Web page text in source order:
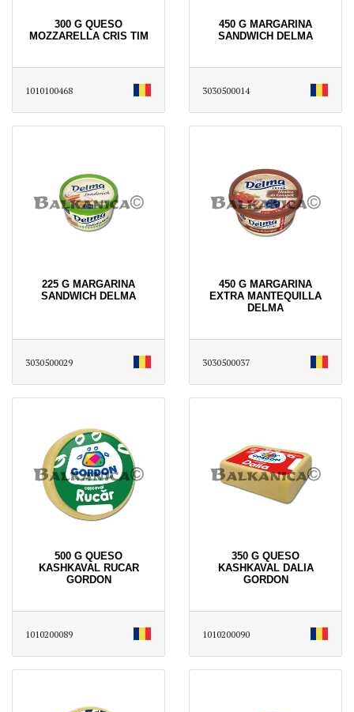
300 G QUESO
MOZZARELLA CRIS TIM
1010100468
450 G MARGARINA
SANDWICH DELMA
3030500014
225 G MARGARINA
SANDWICH DELMA
3030500029
450 G MARGARINA
EXTRA MANTEQUILLA
DELMA
3030500037
500 G QUESO
KASHKAVAL RUCAR
GORDON
1010200089
350 G QUESO
KASHKAVAL DALIA
GORDON
1010200090